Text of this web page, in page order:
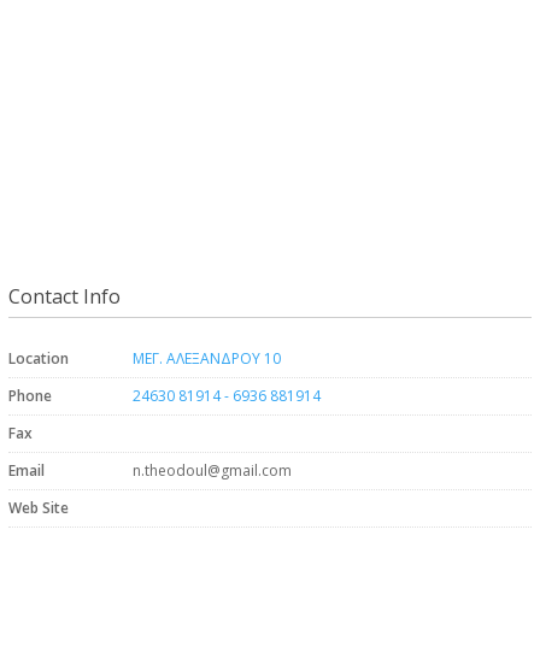
Contact Info
Location
ΜΕΓ. ΑΛΕΞΑΝΔΡΟΥ 10
Phone
24630 81914 - 6936 881914
Fax
Email
n.theodoul@gmail.com
Web Site